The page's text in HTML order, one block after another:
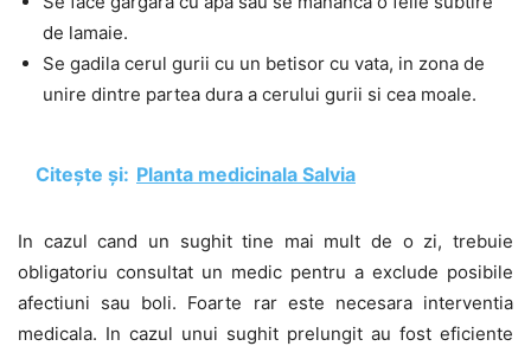
de lamaie.
Se gadila cerul gurii cu un betisor cu vata, in zona de
unire dintre partea dura a cerului gurii si cea moale.
Citește și: Planta medicinala Salvia
In cazul cand un sughit tine mai mult de o zi, trebuie
obligatoriu consultat un medic pentru a exclude posibile
afectiuni sau boli. Foarte rar este necesara interventia
medicala. In cazul unui sughit prelungit au fost eficiente